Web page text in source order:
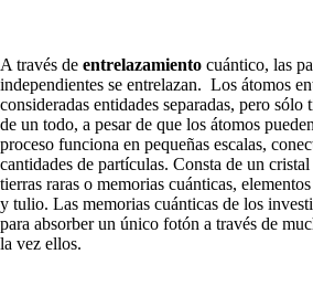
A través de entrelazamiento cuántico, las
independientes se entrelazan. Los átomos
consideradas entidades separadas, pero
de un todo, a pesar de que los átomos
proceso funciona en pequeñas escalas,
cantidades de partículas. Consta de un
tierras raras o memorias cuánticas,
y tulio. Las memorias cuánticas de los
para absorber un único fotón a través de
la vez ellos.